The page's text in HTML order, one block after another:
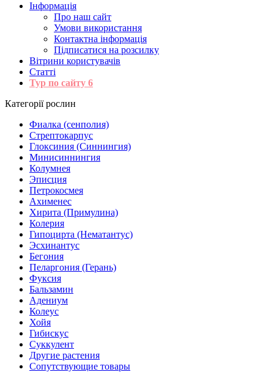
Інформація
Про наш сайт
Умови використання
Контактна інформація
Підписатися на розсилку
Вітрини користувачів
Статті
Тур по сайту 6
Категорії рослин
Фиалка (сенполия)
Стрептокарпус
Глоксиния (Синнингия)
Минисиннингия
Колумнея
Эписция
Петрокосмея
Ахименес
Хирита (Примулина)
Колерия
Гипоцирта (Нематантус)
Эсхинантус
Бегония
Пеларгония (Герань)
Фуксия
Бальзамин
Адениум
Колеус
Хойя
Гибискус
Суккулент
Другие растения
Сопутствующие товары